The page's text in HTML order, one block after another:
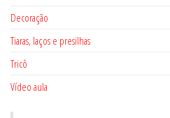
Decoração
Tiaras, laços e presilhas
Tricô
Vídeo aula